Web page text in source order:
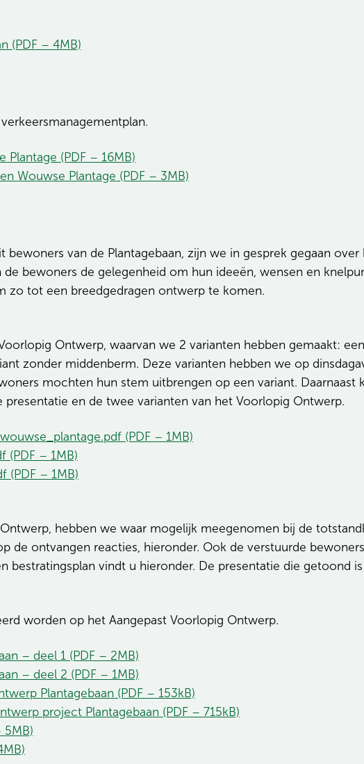
(PDF – 4MB)
Plantage (PDF – 16MB)
Wouwse Plantage (PDF – 3MB)
bewoners van de Plantagebaan, zijn we in gesprek gegaan
bewoners de gelegenheid om hun ideeën, wensen en
zo tot een breedgedragen ontwerp te komen.
Ontwerp, waarvan we 2 varianten hebben gemaakt:
zonder middenberm. Deze varianten hebben we op
mochten hun stem uitbrengen op een variant.
en de twee varianten van het Voorlopig Ontwerp.
(PDF – 1MB)
(PDF – 1MB)
(PDF – 1MB)
hebben we waar mogelijk meegenomen bij de
de ontvangen reacties, hieronder. Ook de verstuurde
bestratingsplan vindt u hieronder. De presentatie die getoond
worden op het Aangepast Voorlopig Ontwerp.
– deel 1 (PDF – 2MB)
– deel 2 (PDF – 1MB)
Plantagebaan (PDF – 153kB)
project Plantagebaan (PDF – 715kB)
5MB)